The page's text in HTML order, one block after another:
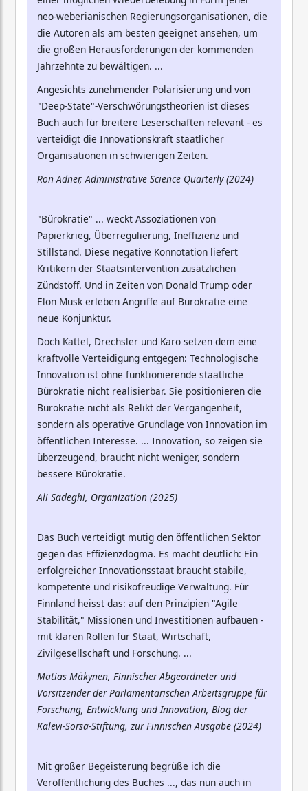
neo-weberianischen Regierungsorganisationen, die
die Autoren als am besten geeignet ansehen, um
die großen Herausforderungen der kommenden
Jahrzehnte zu bewältigen. ...
Angesichts zunehmender Polarisierung und von
"Deep-State"-Verschwörungstheorien ist dieses
Buch auch für breitere Leserschaften relevant - es
verteidigt die Innovationskraft staatlicher
Organisationen in schwierigen Zeiten.
Ron Adner, Administrative Science Quarterly (2024)
"Bürokratie" ... weckt Assoziationen von
Papierkrieg, Überregulierung, Ineffizienz und
Stillstand. Diese negative Konnotation liefert
Kritikern der Staatsintervention zusätzlichen
Zündstoff. Und in Zeiten von Donald Trump oder
Elon Musk erleben Angriffe auf Bürokratie eine
neue Konjunktur.
Doch Kattel, Drechsler und Karo setzen dem eine
kraftvolle Verteidigung entgegen: Technologische
Innovation ist ohne funktionierende staatliche
Bürokratie nicht realisierbar. Sie positionieren die
Bürokratie nicht als Relikt der Vergangenheit,
sondern als operative Grundlage von Innovation im
öffentlichen Interesse. ... Innovation, so zeigen sie
überzeugend, braucht nicht weniger, sondern
bessere Bürokratie.
Ali Sadeghi, Organization (2025)
Das Buch verteidigt mutig den öffentlichen Sektor
gegen das Effizienzdogma. Es macht deutlich: Ein
erfolgreicher Innovationsstaat braucht stabile,
kompetente und risikofreudige Verwaltung. Für
Finnland heisst das: auf den Prinzipien "Agile
Stabilität," Missionen und Investitionen aufbauen -
mit klaren Rollen für Staat, Wirtschaft,
Zivilgesellschaft und Forschung. ...
Matias Mäkynen, Finnischer Abgeordneter und
Vorsitzender der Parlamentarischen Arbeitsgruppe für
Forschung, Entwicklung und Innovation, Blog der
Kalevi-Sorsa-Stiftung, zur Finnischen Ausgabe (2024)
Mit großer Begeisterung begrüße ich die
Veröffentlichung des Buches ..., das nun auch in